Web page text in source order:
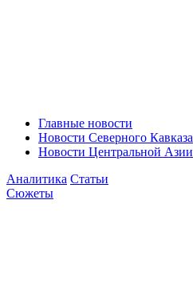
Главные новости
Новости Северного Кавказа
Новости Центральной Азии
Аналитика Статьи
Сюжеты